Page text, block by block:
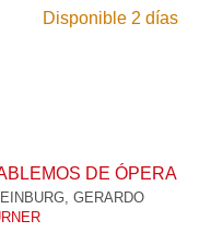
Disponible 2 días
DE ÓPERA
GERARDO